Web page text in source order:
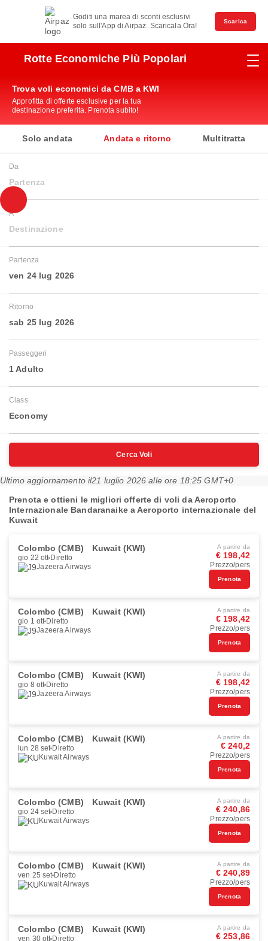
Goditi una marea di sconti esclusivi
solo sull'App di Airpaz. Scaricala Ora!
Scarica
Rotte Economiche Più Popolari
Trova voli economici da CMB a KWI
Approfitta di offerte esclusive per la tua
destinazione preferita. Prenota subito!
Solo andata Andata e ritorno Multitratta
Da
Partenza
A
Destinazione
Partenza
ven 24 lug 2026
Ritorno
sab 25 lug 2026
Passeggeri
1 Adulto
Class
Economy
Cerca Voli
Ultimo aggiornamento il21 luglio 2026 alle ore 18:25 GMT+0
Prenota e ottieni le migliori offerte di voli da Aeroporto
Internazionale Bandaranaike a Aeroporto internazionale del
Kuwait
Colombo (CMB) Kuwait (KWI)
gio 22 ott Diretto
Jazeera Airways
A partire da
€ 198,42
Prezzo/pers
Prenota
Colombo (CMB) Kuwait (KWI)
gio 1 ott Diretto
Jazeera Airways
A partire da
€ 198,42
Prezzo/pers
Prenota
Colombo (CMB) Kuwait (KWI)
gio 8 ott Diretto
Jazeera Airways
A partire da
€ 198,42
Prezzo/pers
Prenota
Colombo (CMB) Kuwait (KWI)
lun 28 set Diretto
Kuwait Airways
A partire da
€ 240,2
Prezzo/pers
Prenota
Colombo (CMB) Kuwait (KWI)
gio 24 set Diretto
Kuwait Airways
A partire da
€ 240,86
Prezzo/pers
Prenota
Colombo (CMB) Kuwait (KWI)
ven 25 set Diretto
Kuwait Airways
A partire da
€ 240,89
Prezzo/pers
Prenota
Colombo (CMB) Kuwait (KWI)
ven 30 ott Diretto
A partire da
€ 253,86